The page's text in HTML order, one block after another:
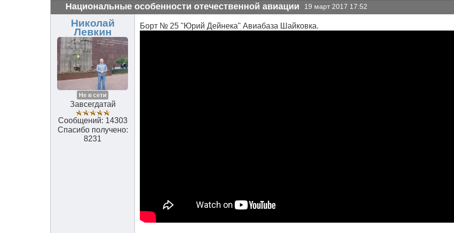
Национальные особенности отечественной авиации 19 март 2017 17:52
Николай
Левкин
Не в сети
Завсегдатай
Сообщений: 14303
Спасибо получено:
8231
Борт № 25 "Юрий Дейнека" Авиабаза Шайковка.